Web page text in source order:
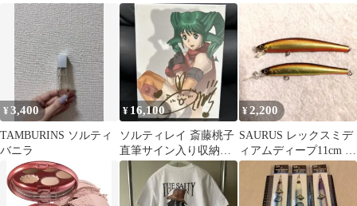
ム 3インチ 8本入り
【MTCG1002/45409570
08095】X51623
¥3,400
TAMBURINS ソルティ
バニラ
¥ 16,100
ソルティレイ 斎藤桃子
直筆サイン入り収納
BOX付 DVD 初回限定
版 全７巻
¥2,200
SAURUS レックスミデ
ィアムディープ11cm ソ
ルティレックス 2個セ